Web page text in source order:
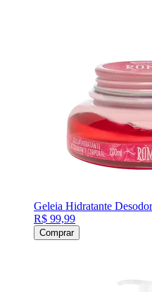
Geleia Hidratante
R$ 99,99
Comprar